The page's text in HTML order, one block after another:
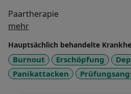
Paartherapie
mehrÜber mich
Hauptsächlich behandelte
Burnout Erschöpfung
Panikattacken